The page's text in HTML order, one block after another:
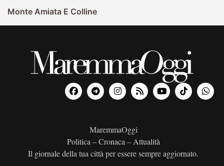
Monte Amiata E Colline
MaremmaOggi
Politica – Cronaca – Attualità
Il giornale della tua città per essere sempre aggiornato.